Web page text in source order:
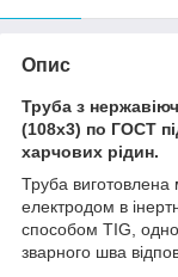
Опис
Труба з
(108x3) по ГОСТ
харчових рідин.
Труба
електродом в
способом TIG,
зварного шва